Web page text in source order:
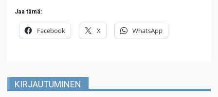
Jaa tämä:
Facebook X WhatsApp
KIRJAUTUMINEN